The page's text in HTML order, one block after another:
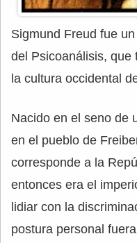
Sigmund Freud fue
del Psicoanálisis, que
la cultura occidental
Nacido en el seno de
en el pueblo de
corresponde a la
entonces era el
lidiar con la
postura personal